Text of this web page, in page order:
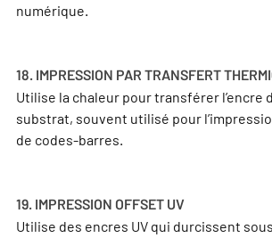
numérique.
18. IMPRESSION PAR TRANSFERT
Utilise la chaleur pour transférer l’encre
substrat, souvent utilisé pour
de codes-barres.
19. IMPRESSION OFFSET UV
Utilise des encres UV qui durcissent